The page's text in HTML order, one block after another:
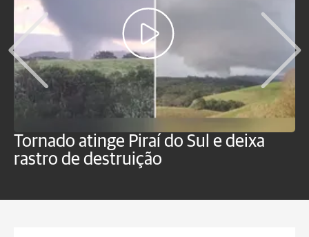
Tornado atinge Piraí do Sul e deixa
rastro de destruição